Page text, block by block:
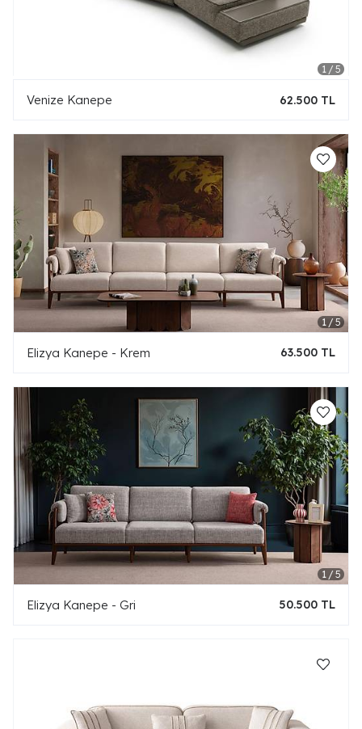
Venize Kanepe 62.500 TL
Elizya Kanepe - Krem 63.500 TL
Elizya Kanepe - Gri 50.500 TL